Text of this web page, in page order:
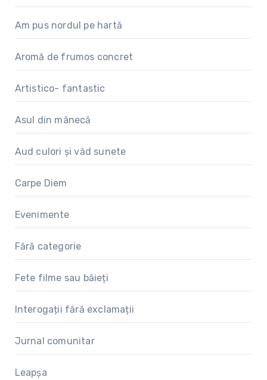
Am pus nordul pe hartă
Aromă de frumos concret
Artistico- fantastic
Asul din mânecă
Aud culori și văd sunete
Carpe Diem
Evenimente
Fără categorie
Fete filme sau băieți
Interogații fără exclamații
Jurnal comunitar
Leapșa